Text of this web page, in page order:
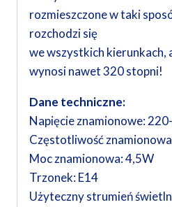
rozmieszczone w taki
rozchodzi się
we wszystkich kierunkach,
wynosi nawet 320 stopni!
Dane techniczne:
Napięcie znamionowe:
Częstotliwość
Moc znamionowa: 4,5W
Trzonek: E14
Użyteczny strumień